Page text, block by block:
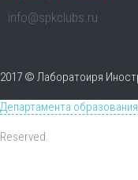
info@spkclubs.ru
2017 © Лаборатоиря
Департамента
Reserved.